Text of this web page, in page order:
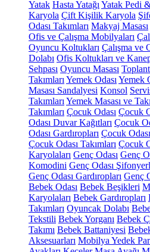
Yatak Hasta Yatağı Yatak Pedi
Karyola Çift Kişilik Karyola
Odası Takımları Makyaj Masası
Ofis ve Çalışma Mobilyaları
Oyuncu Koltukları Çalışma ve
Dolabı Ofis Koltukları ve
Sehpası Oyuncu Masası
Takımları Yemek Odası Yemek
Masası Sandalyesi Konsol
Takımları Yemek Masası ve
Takımları Çocuk Odası Çocuk
Odası Duvar Kağıtları Çocuk
Odası Gardıropları Çocuk
Çocuk Odası Takımları Çocuk
Karyolaları Genç Odası Genç
Komodini Genç Odası
Genç Odası Gardıropları Genç
Bebek Odası Bebek Beşikleri
Karyolaları Bebek Gardıropları
Takımları Oyuncak Dolabı
Tekstili Bebek Yorganı Bebek
Takımı Bebek Battaniyesi
Aksesuarları Mobilya Yedek